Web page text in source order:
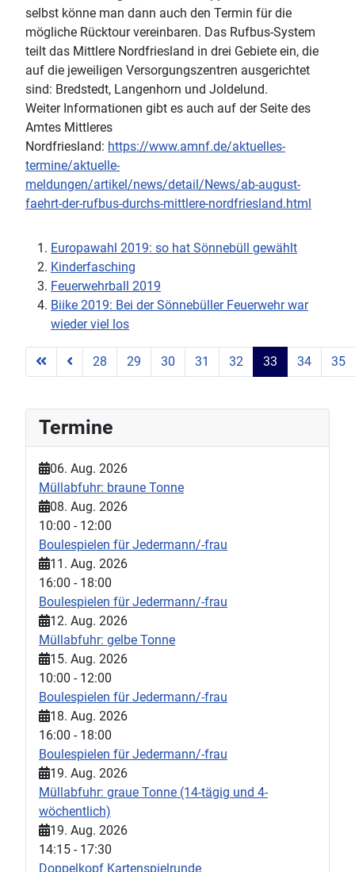
selbst könne man dann auch den Termin für die
mögliche Rücktour vereinbaren. Das Rufbus-System
teilt das Mittlere Nordfriesland in drei Gebiete ein, die
auf die jeweiligen Versorgungszentren ausgerichtet
sind: Bredstedt, Langenhorn und Joldelund.
Weiter Informationen gibt es auch auf der Seite des
Amtes Mittleres
Nordfriesland: https://www.amnf.de/aktuelles-
termine/aktuelle-
meldungen/artikel/news/detail/News/ab-august-
faehrt-der-rufbus-durchs-mittlere-nordfriesland.html
Europawahl 2019: so hat Sönnebüll gewählt
Kinderfasching
Feuerwehrball 2019
Biike 2019: Bei der Sönnebüller Feuerwehr war
wieder viel los
Seite 33 von 45
28 29 30 31 32 33 34 35
Termine
06. Aug. 2026
Müllabfuhr: braune Tonne
08. Aug. 2026
10:00 - 12:00
Boulespielen für Jedermann/-frau
11. Aug. 2026
16:00 - 18:00
Boulespielen für Jedermann/-frau
12. Aug. 2026
Müllabfuhr: gelbe Tonne
15. Aug. 2026
10:00 - 12:00
Boulespielen für Jedermann/-frau
18. Aug. 2026
16:00 - 18:00
Boulespielen für Jedermann/-frau
19. Aug. 2026
Müllabfuhr: graue Tonne (14-tägig und 4-
wöchentlich)
19. Aug. 2026
14:15 - 17:30
Doppelkopf Kartenspielrunde